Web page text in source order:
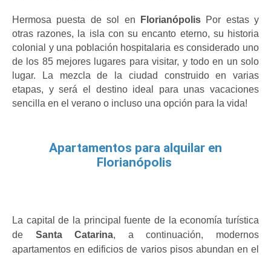
Hermosa puesta de sol en Florianópolis Por estas y
otras razones, la isla con su encanto eterno, su historia
colonial y una población hospitalaria es considerado uno
de los 85 mejores lugares para visitar, y todo en un solo
lugar. La mezcla de la ciudad construido en varias
etapas, y será el destino ideal para unas vacaciones
sencilla en el verano o incluso una opción para la vida!
Apartamentos para alquilar en
Florianópolis
La capital de la principal fuente de la economía turística
de Santa Catarina, a continuación, modernos
apartamentos en edificios de varios pisos abundan en el